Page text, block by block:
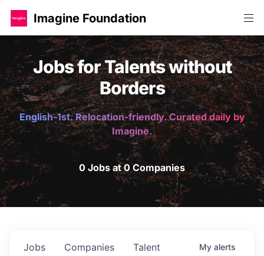
Imagine Foundation
Jobs for Talents without
Borders
English-1st. Relocation-friendly. Curated daily by
Imagine.
0 Jobs at 0 Companies
Jobs Companies Talent My alerts